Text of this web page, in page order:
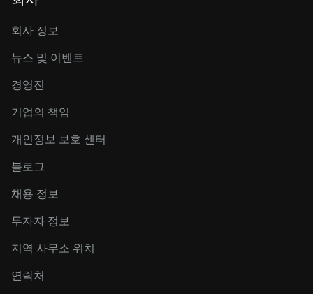
회사 정보
뉴스 및 이벤트
경영진
기업의 책임
개인정보 보호 센터
블로그
채용 정보
투자자 정보
지역 사무소 위치
연락처